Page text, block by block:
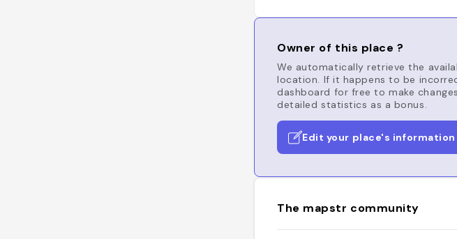
Owner of this place ?
We automatically retrieve the
location. If it happens to be
dashboard for free to make
detailed statistics as a bonus.
Edit your place's information
The mapstr community